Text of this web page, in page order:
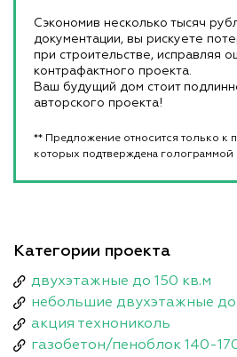
Сэкономив несколько тысяч
документации, вы рискуете
при строительстве, исправляя
контрафактного проекта.
Ваш будущий дом стоит
авторского проекта!
** Предложение относится только к
которых подтверждена
Категории проекта
двухэтажные до 150 кв.м
небольшие двухэтажные
акция технониколь
газобетон/пеноблок 140-